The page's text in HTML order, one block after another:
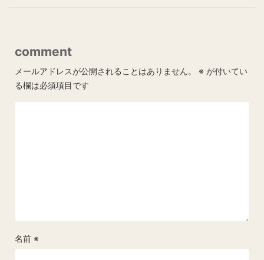
comment
メールアドレスが公開されることはありません。 ※ が付いてい
る欄は必須項目です
名前 ※